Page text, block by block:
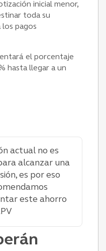
inicial menor,
toda su
pagos
el porcentaje
hasta llegar a un
actual no es
alcanzar una
es por eso
este ahorro